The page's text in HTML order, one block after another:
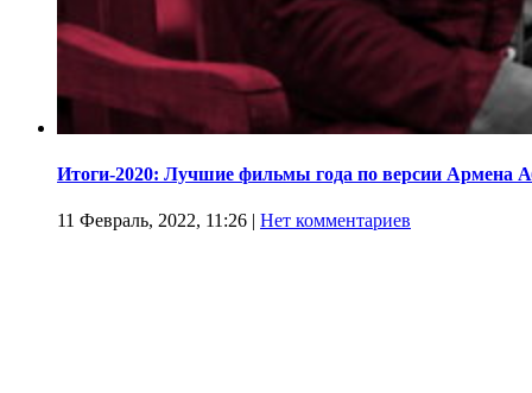
Итоги-2020: Лучшие фильмы года по версии Армена
11 Февраль, 2022, 11:26 | Нет комментариев